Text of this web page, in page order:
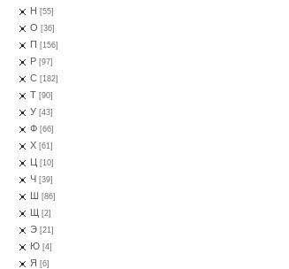
Н [55]
О [36]
П [156]
Р [97]
С [182]
Т [90]
У [43]
Ф [66]
Х [61]
Ц [10]
Ч [39]
Ш [86]
Щ [2]
Э [21]
Ю [4]
Я [6]